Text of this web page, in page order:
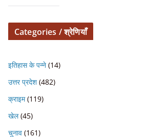
Categories / श्रेणियाँ
इतिहास के पन्ने (14)
उत्तर प्रदेश (482)
क्राइम(119)
खेल(45)
चुनाव (161)